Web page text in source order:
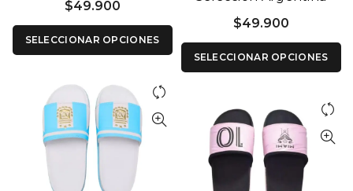
$49.900
SELECCIONAR OPCIONES
$49.900
SELECCIONAR OPCIONES